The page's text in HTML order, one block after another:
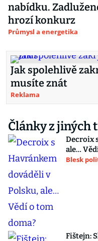
nabídku.
hrozí konkurz
Průmysl a energetika
Jak spolehlivě
musíte znát
Reklama
Články z jiných
Decroix
ale…
Blesk
Fištejn: